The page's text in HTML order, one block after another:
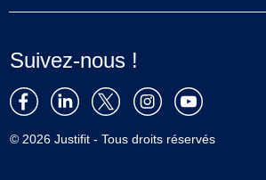
Suivez-nous !
© 2026 Justifit - Tous droits réservés